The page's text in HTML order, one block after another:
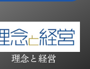
理念と経営